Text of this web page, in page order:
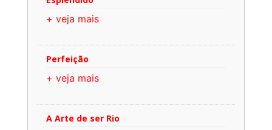
+ veja mais
Perfeição
+ veja mais
A Arte de ser Rio